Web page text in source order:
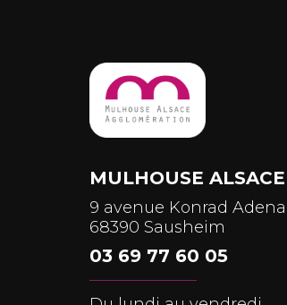
MULHOUSE
9 avenue Konrad
68390 Sausheim
03 69 77 60 05